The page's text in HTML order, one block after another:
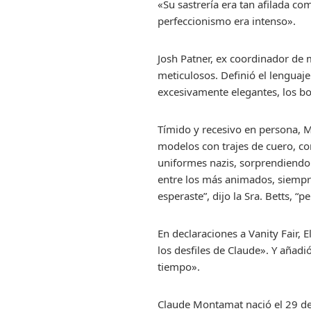
«Su sastrería era tan afilada
perfeccionismo era intenso».
Josh Patner, ex coordinador
meticulosos. Definió el
excesivamente elegantes, los
Tímido y recesivo en persona,
modelos con trajes de cuero,
uniformes nazis,
entre los más animados,
esperaste”, dijo la Sra. Betts,
En declaraciones a Vanity Fair,
los desfiles de Claude». Y
tiempo».
Claude Montamat nació el 29